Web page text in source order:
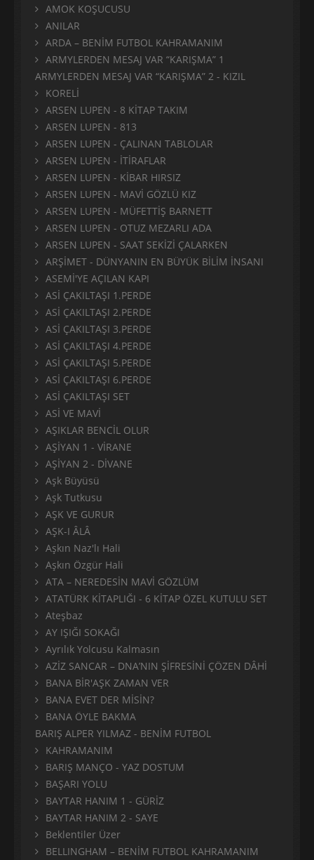
AMOK KOŞUCUSU
ANILAR
ARDA – BENİM FUTBOL KAHRAMANIM
ARMYLERDEN MESAJ VAR “KARIŞMA” 1
ARMYLERDEN MESAJ VAR “KARIŞMA” 2 - KIZIL
KORELİ
ARSEN LUPEN - 8 KİTAP TAKIM
ARSEN LUPEN - 813
ARSEN LUPEN - ÇALINAN TABLOLAR
ARSEN LUPEN - İTİRAFLAR
ARSEN LUPEN - KİBAR HIRSIZ
ARSEN LUPEN - MAVİ GÖZLÜ KIZ
ARSEN LUPEN - MÜFETTİŞ BARNETT
ARSEN LUPEN - OTUZ MEZARLI ADA
ARSEN LUPEN - SAAT SEKİZİ ÇALARKEN
ARŞİMET - DÜNYANIN EN BÜYÜK BİLİM İNSANI
ASEMİ'YE AÇILAN KAPI
ASİ ÇAKILTAŞI 1.PERDE
ASİ ÇAKILTAŞI 2.PERDE
ASİ ÇAKILTAŞI 3.PERDE
ASİ ÇAKILTAŞI 4.PERDE
ASİ ÇAKILTAŞI 5.PERDE
ASİ ÇAKILTAŞI 6.PERDE
ASİ ÇAKILTAŞI SET
ASİ VE MAVİ
AŞIKLAR BENCİL OLUR
AŞİYAN 1 - VİRANE
AŞİYAN 2 - DİVANE
Aşk Büyüsü
Aşk Tutkusu
AŞK VE GURUR
AŞK-I ÂLÂ
Aşkın Naz'lı Hali
Aşkın Özgür Hali
ATA – NEREDESİN MAVİ GÖZLÜM
ATATÜRK KİTAPLIĞI - 6 KİTAP ÖZEL KUTULU SET
Ateşbaz
AY IŞIĞI SOKAĞI
Ayrılık Yolcusu Kalmasın
AZİZ SANCAR – DNA’NIN ŞİFRESİNİ ÇÖZEN DÂHİ
BANA BİR'AŞK ZAMAN VER
BANA EVET DER MİSİN?
BANA ÖYLE BAKMA
BARIŞ ALPER YILMAZ - BENİM FUTBOL
KAHRAMANIM
BARIŞ MANÇO - YAZ DOSTUM
BAŞARI YOLU
BAYTAR HANIM 1 - GÜRİZ
BAYTAR HANIM 2 - SAYE
Beklentiler Üzer
BELLINGHAM – BENİM FUTBOL KAHRAMANIM